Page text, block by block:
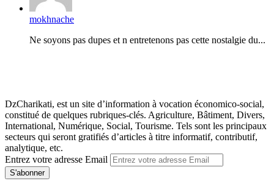
mokhnache
Ne soyons pas dupes et n entretenons pas cette nostalgie du...
DzCharikati, est un site d’information à vocation économico-social,
constitué de quelques rubriques-clés. Agriculture, Bâtiment, Divers,
International, Numérique, Social, Tourisme. Tels sont les principaux
secteurs qui seront gratifiés d’articles à titre informatif, contributif,
analytique, etc.
Entrez votre adresse Email